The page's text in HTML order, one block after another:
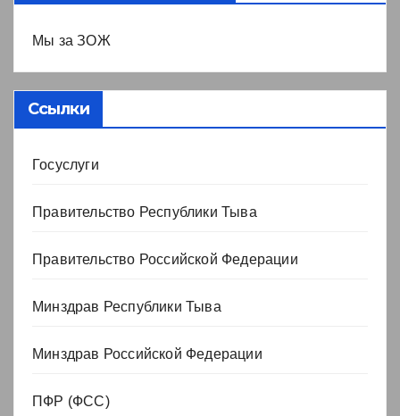
Мы за ЗОЖ
Ссылки
Госуслуги
Правительство Республики Тыва
Правительство Российской Федерации
Минздрав Республики Тыва
Минздрав Российской Федерации
ПФР (ФСС)